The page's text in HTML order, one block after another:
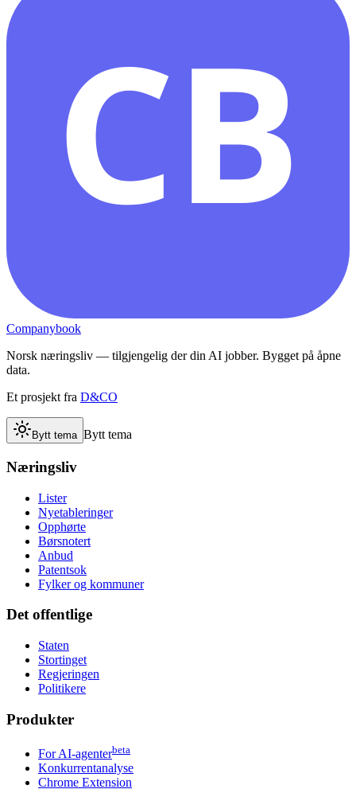
CB
Companybook
Norsk næringsliv — tilgjengelig der din AI jobber. Bygget på åpne
data.
Et prosjekt fra D&CO
Bytt tema Bytt tema
Næringsliv
Lister
Nyetableringer
Opphørte
Børsnotert
Anbud
Patentsok
Fylker og kommuner
Det offentlige
Staten
Stortinget
Regjeringen
Politikere
Produkter
For AI-agenterbeta
Konkurrentanalyse
Chrome Extension